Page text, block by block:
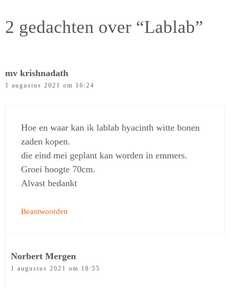
2 gedachten over “Lablab”
mv krishnadath
1 augustus 2021 om 16:24
Hoe en waar kan ik lablab hyacinth witte bonen
zaden kopen.
die eind mei geplant kan worden in emmers.
Groei hoogte 70cm.
Alvast bedankt
Beantwoorden
Norbert Mergen
1 augustus 2021 om 18:55